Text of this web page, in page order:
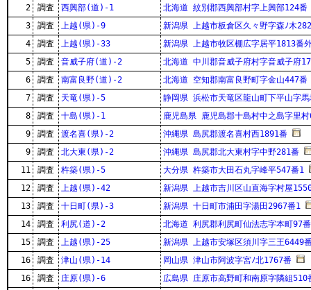
2
調査 西興部(道)-1
北海道 紋別郡西興部村字上興部124番
3
調査 上越(県)-9
新潟県 上越市板倉区久々野字森ﾉ木
4
調査 上越(県)-33
新潟県 上越市牧区棚広字居平1813番
5
調査 音威子府(道)-2
北海道 中川郡音威子府村字音威子府
6
調査 南富良野(道)-2
北海道 空知郡南富良野町字金山447番
7
調査 天竜(県)-5
静岡県 浜松市天竜区龍山町下平山字
8
調査 十島(県)-1
鹿児島県 鹿児島郡十島村中之島字里
9
調査 渡名喜(県)-2
沖縄県 島尻郡渡名喜村西1891番
9
調査 北大東(県)-2
沖縄県 島尻郡北大東村字中野281番
11
調査 杵築(県)-5
大分県 杵築市大田石丸字峰平547番1
12
調査 上越(県)-42
新潟県 上越市吉川区山直海字村屋
13
調査 十日町(県)-3
新潟県 十日町市浦田字湯田2967番1
14
調査 利尻(道)-2
北海道 利尻郡利尻町仙法志字本町97
15
調査 上越(県)-25
新潟県 上越市安塚区須川字三王6449
16
調査 津山(県)-14
岡山県 津山市阿波字宮ﾉ北1767番
16
調査 庄原(県)-6
広島県 庄原市高野町和南原字隣組510